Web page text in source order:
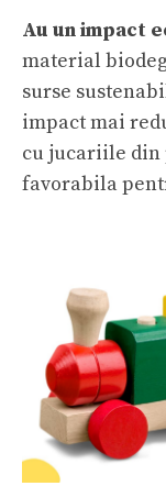
Au un impact
material
surse
impact mai
cu jucariile din
favorabila